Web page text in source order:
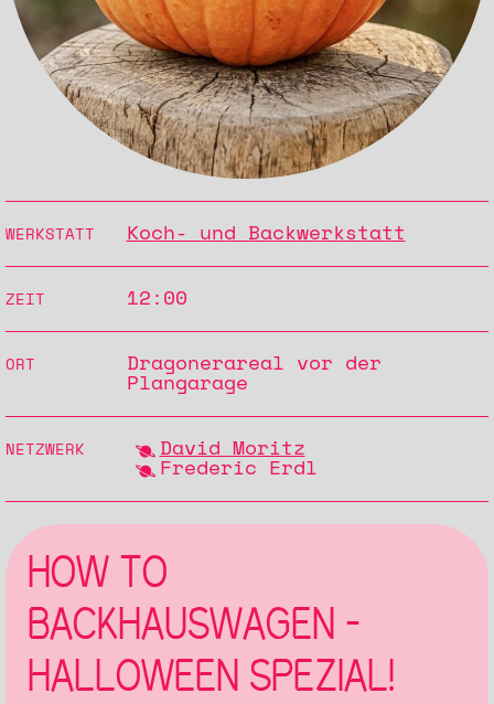
WERKSTATT Koch- und Backwerkstatt
ZEIT 12:00
ORT
Dragonerareal vor der
Plangarage
NETZWERK
David Moritz
Frederic Erdl
HOW TO
BACKHAUSWAGEN –
HALLOWEEN SPEZIAL!